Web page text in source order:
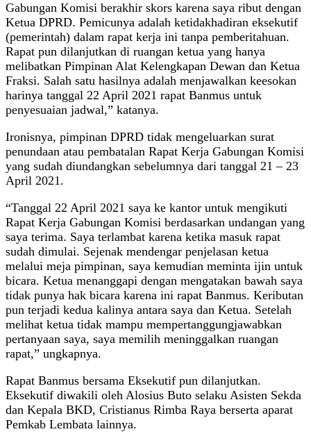
Gabungan Komisi berakhir skors karena saya ribut dengan
Ketua DPRD. Pemicunya adalah ketidakhadiran eksekutif
(pemerintah) dalam rapat kerja ini tanpa pemberitahuan.
Rapat pun dilanjutkan di ruangan ketua yang hanya
melibatkan Pimpinan Alat Kelengkapan Dewan dan Ketua
Fraksi. Salah satu hasilnya adalah menjawalkan keesokan
harinya tanggal 22 April 2021 rapat Banmus untuk
penyesuaian jadwal,” katanya.
Ironisnya, pimpinan DPRD tidak mengeluarkan surat
penundaan atau pembatalan Rapat Kerja Gabungan Komisi
yang sudah diundangkan sebelumnya dari tanggal 21 – 23
April 2021.
“Tanggal 22 April 2021 saya ke kantor untuk mengikuti
Rapat Kerja Gabungan Komisi berdasarkan undangan yang
saya terima. Saya terlambat karena ketika masuk rapat
sudah dimulai. Sejenak mendengar penjelasan ketua
melalui meja pimpinan, saya kemudian meminta ijin untuk
bicara. Ketua menanggapi dengan mengatakan bawah saya
tidak punya hak bicara karena ini rapat Banmus. Keributan
pun terjadi kedua kalinya antara saya dan Ketua. Setelah
melihat ketua tidak mampu mempertanggungjawabkan
pertanyaan saya, saya memilih meninggalkan ruangan
rapat,” ungkapnya.
Rapat Banmus bersama Eksekutif pun dilanjutkan.
Eksekutif diwakili oleh Alosius Buto selaku Asisten Sekda
dan Kepala BKD, Cristianus Rimba Raya berserta aparat
Pemkab Lembata lainnya.